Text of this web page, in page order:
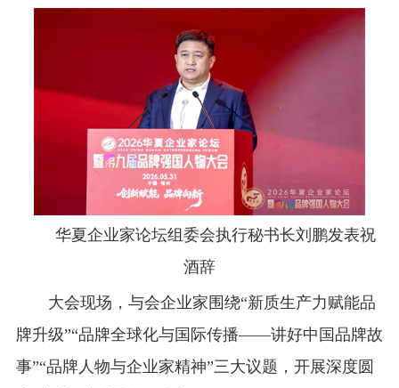
华夏企业家论坛组委会执行秘书长刘鹏发表祝
酒辞
大会现场，与会企业家围绕“新质生产力赋能品
牌升级”“品牌全球化与国际传播——讲好中国品牌故
事”“品牌人物与企业家精神”三大议题，开展深度圆